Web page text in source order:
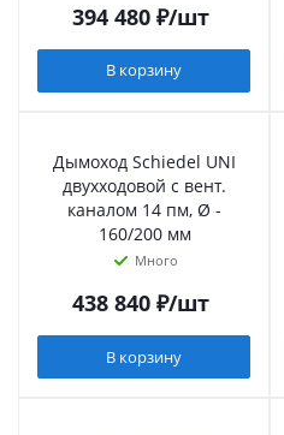
394 480₽/шт
В корзину
Дымоход Schiedel UNI
двухходовой с вент.
каналом 14 пм, Ø -
160/200 мм
Много
438 840₽/шт
В корзину